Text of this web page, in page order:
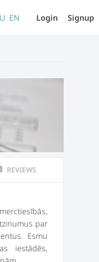
EN Login Signup
REVIEWS
par
Esmu
iestādēs,